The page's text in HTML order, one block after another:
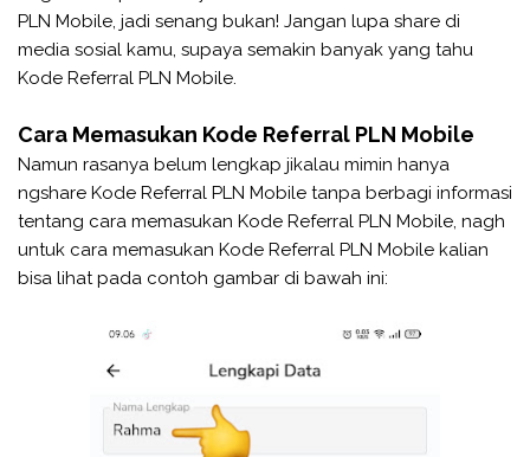
PLN Mobile, jadi senang bukan! Jangan lupa share di
media sosial kamu, supaya semakin banyak yang tahu
Kode Referral PLN Mobile.
Cara Memasukan Kode Referral PLN Mobile
Namun rasanya belum lengkap jikalau mimin hanya
ngshare Kode Referral PLN Mobile tanpa berbagi informasi
tentang cara memasukan Kode Referral PLN Mobile, nagh
untuk cara memasukan Kode Referral PLN Mobile kalian
bisa lihat pada contoh gambar di bawah ini: